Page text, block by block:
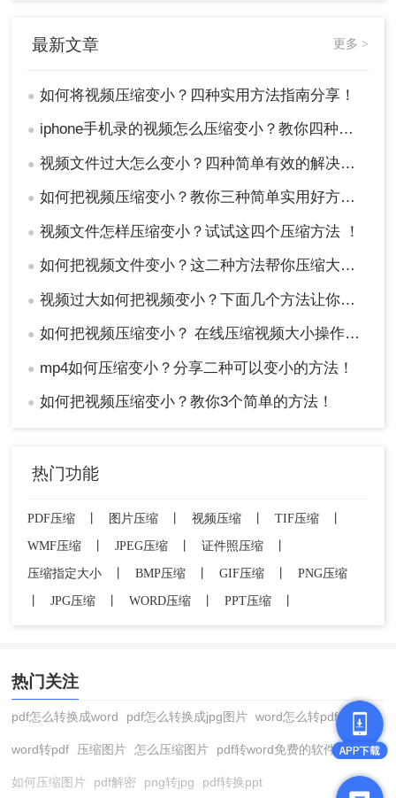
移动端应用如 Video Compressor、InShot 等，适合
优点：操作便捷，适合移动设备用户。
缺点：功能相对简单，压缩效果有限。
推荐工具：Video Compressor
1、下载应用： 在应用商店下载并安装视频压缩应
2、导入视频： 打开应用，选择需要压缩的视频。
4、开始压缩： 点击压缩按钮，等待处理完成。
注意： 选择评价较高的应用，避免下载恶意软件。
注意事项
备份原视频： 压缩前备份原文件，以防压缩失
选择合适的工具： 根据需求选择最适合的压缩
工具。
注意隐私安全： 使用在线工具时，避免上传敏
感视频。
总结
最新文章 更多 >
● 如何将视频压缩变小？四种实用方法指南分享！
● iphone手机录的视频怎么压缩变小？教你四种压缩方法！
● 视频文件过大怎么变小？四种简单有效的解决方案！
● 如何把视频压缩变小？教你三种简单实用好方法！
● 视频文件怎样压缩变小？试试这四个压缩方法 ！
● 如何把视频文件变小？这二种方法帮你压缩大小！
● 视频过大如何把视频变小？下面几个方法让你一学就会！
● 如何把视频压缩变小？ 在线压缩视频大小操作方法！
● mp4如何压缩变小？分享二种可以变小的方法！
● 如何把视频压缩变小？教你3个简单的方法！
热门功能
PDF压缩 图片压缩 视频压缩 TIF压缩
WMF压缩
JPEG压缩 证件照压缩
压缩指定大小
BMP压缩 GIF压缩
PNG压缩
JPG压缩 WORD压缩 PPT压缩
热门关注
pdf怎么转换成word pdf怎么转换成jpg图片 word怎么转pdf
word转pdf 压缩图片 怎么压缩图片 pdf转word免费的软件
如何压缩图片 pdf解密 png转jpg pdf转换ppt